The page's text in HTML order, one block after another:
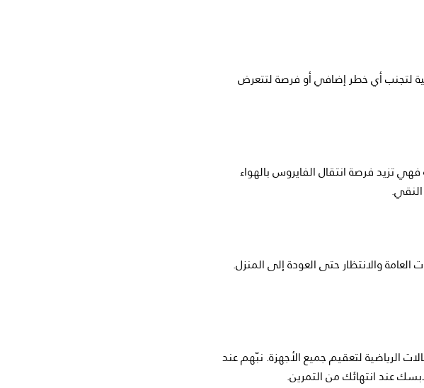
لتجنب أي خطر إضافي أو فرصة لتتعرض
تزيد فرصة انتقال الفايروس بالهواء
والانتظار حتى العودة إلى المنزل.
الرياضية لتعقيم جميع الأجهزة. نبّهم عند
عند انتهائك من التمرين.